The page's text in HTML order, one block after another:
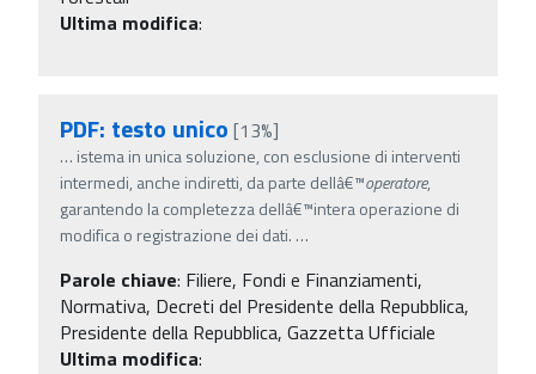
Ultima modifica:
PDF: testo unico [13%]
… istema in unica soluzione, con esclusione di interventi
intermedi, anche indiretti, da parte dellâ€™operatore,
garantendo la completezza dellâ€™intera operazione di
modifica o registrazione dei dati. …
Parole chiave: Filiere, Fondi e Finanziamenti,
Normativa, Decreti del Presidente della Repubblica,
Presidente della Repubblica, Gazzetta Ufficiale
Ultima modifica: